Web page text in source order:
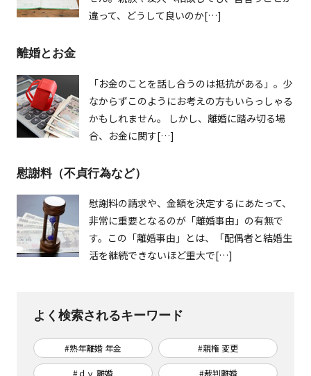
違って、どうして良いのか[…]
離婚とお金
「お金のことを話し合うのは抵抗がある」。少
なからずこのようにお考えの方もいらっしゃる
かもしれません。 しかし、離婚に踏み切る場
合、お金に関す[…]
慰謝料（不貞行為など）
慰謝料の請求や、金額を決定するにあたって、
非常に重要となるのが「離婚事由」の有無で
す。この「離婚事由」とは、「配偶者と結婚生
活を継続できないほど重大で[…]
よく検索されるキーワード
#熟年離婚 年金 #親権 変更
#ｄｖ 離婚 #裁判離婚